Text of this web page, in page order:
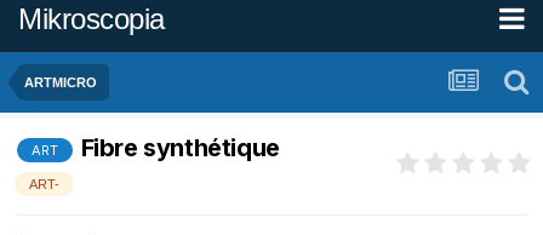
Mikroscopia
ARTMICRO
ART Fibre synthétique
ART-